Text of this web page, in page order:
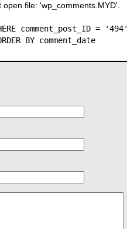
open file: 'wp_comments.MYD'.
comment_post_ID =
BY comment_date